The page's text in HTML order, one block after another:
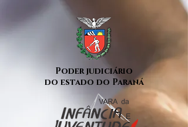
Poder judiciário
do estado do Paraná